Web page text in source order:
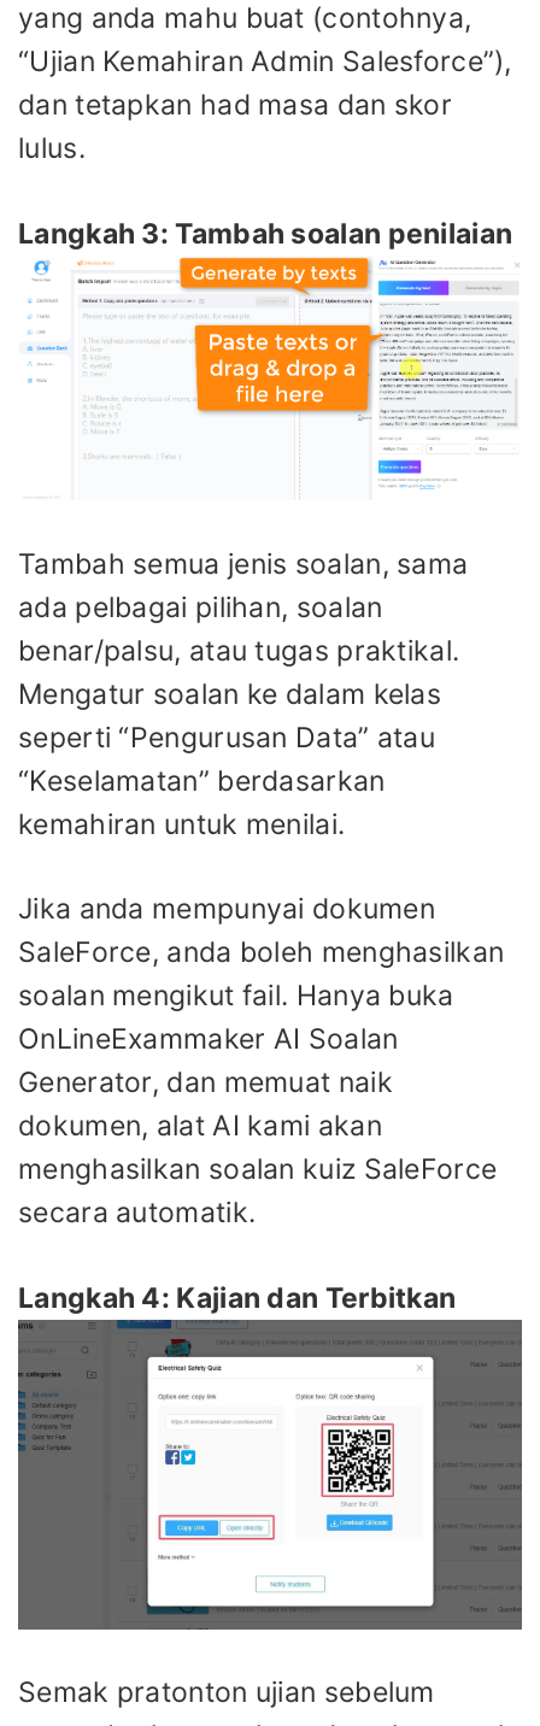
yang anda mahu buat (contohnya,
“Ujian Kemahiran Admin Salesforce”),
dan tetapkan had masa dan skor
lulus.
Langkah 3: Tambah soalan penilaian
Tambah semua jenis soalan, sama
ada pelbagai pilihan, soalan
benar/palsu, atau tugas praktikal.
Mengatur soalan ke dalam kelas
seperti “Pengurusan Data” atau
“Keselamatan” berdasarkan
kemahiran untuk menilai.
Jika anda mempunyai dokumen
SaleForce, anda boleh menghasilkan
soalan mengikut fail. Hanya buka
OnLineExammaker AI Soalan
Generator, dan memuat naik
dokumen, alat AI kami akan
menghasilkan soalan kuiz SaleForce
secara automatik.
Langkah 4: Kajian dan Terbitkan
Semak pratonton ujian sebelum